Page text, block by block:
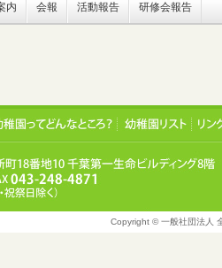
内 会報 活動報告 研修会報告
Copyright © 一般社団法人